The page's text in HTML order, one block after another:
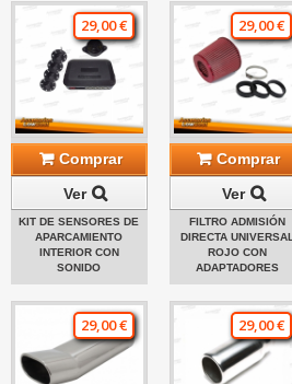
29,00 €
Comprar
Ver
KIT DE SENSORES DE
APARCAMIENTO
INTERIOR CON
SONIDO
29,00 €
Comprar
Ver
FILTRO ADMISIÓN
DIRECTA UNIVERSAL
ROJO CON
ADAPTADORES
29,00 € 29,00 €